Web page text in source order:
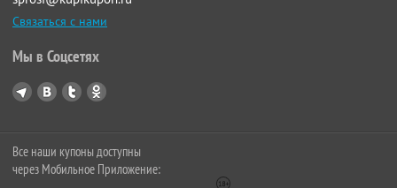
Связаться с нами
Мы в Соцсетях
Все наши купоны доступны
через Мобильное Приложение: